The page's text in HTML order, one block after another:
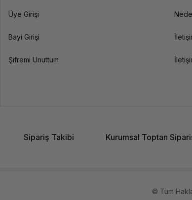
Üye Girişi
Bayi Girişi
Şifremi Unuttum
Sipariş Takibi Kurumsal Toptan
© Tüm